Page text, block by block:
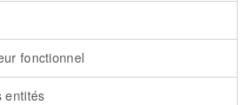
fonctionnel
entités